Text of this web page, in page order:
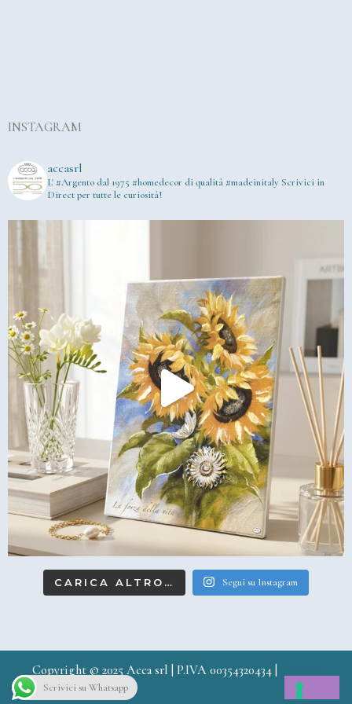
INSTAGRAM
accasrl
L' #Argento dal 1975 #homedecor di qualità #madeinitaly Scrivici in
Direct per tutte le curiosità!
CARICA ALTRO… Segui su Instagram
Copyright © 2025 Acca srl | P.IVA 00354320434 |
Scrivici su Whatsapp